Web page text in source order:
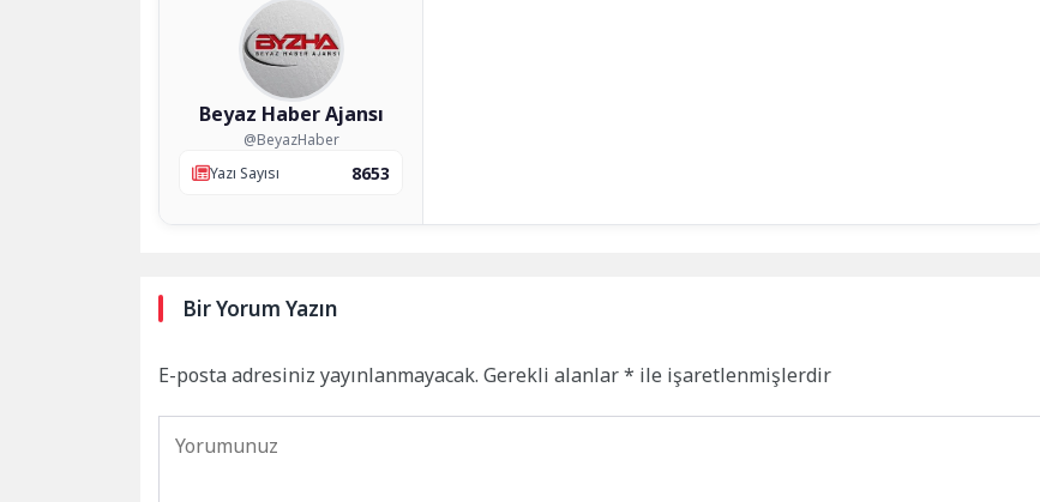
Beyaz Haber Ajansı
@BeyazHaber
Yazı Sayısı
8653
Bir Yorum Yazın
E-posta adresiniz yayınlanmayacak. Gerekli alanlar* ile işaretlenmişlerdir